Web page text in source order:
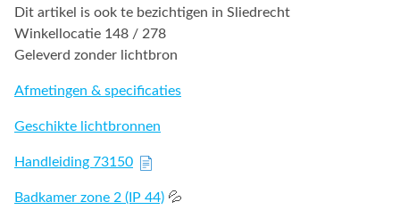
Dit artikel is ook te bezichtigen in Sliedrecht
Winkellocatie 148 / 278
Geleverd zonder lichtbron
Afmetingen & specificaties
Geschikte lichtbronnen
Handleiding 73150
Badkamer zone 2 (IP 44) 💦